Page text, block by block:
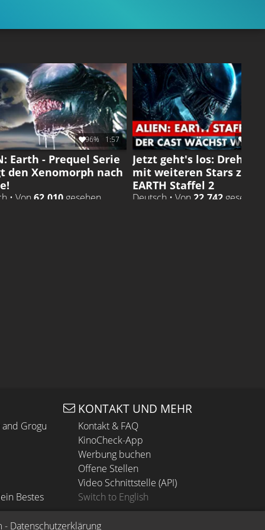
96% 1:57
Earth - Prequel Serie
den Xenomorph nach
• Von 62.010 gesehen
Jetzt geht's los:
mit weiteren Stars zu
EARTH Staffel 2
Deutsch • Von 22.742 gesehen
Grogu
Bestes
KONTAKT UND MEHR
Kontakt & FAQ
KinoCheck-App
Werbung buchen
Offene Stellen
Video Schnittstelle (API)
Switch to English
- Datenschutzerklärung